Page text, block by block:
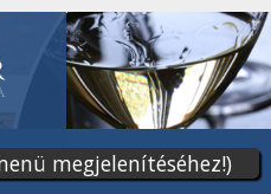
megjelenítéséhez!)